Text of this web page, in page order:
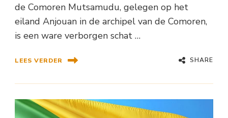
de Comoren Mutsamudu, gelegen op het
eiland Anjouan in de archipel van de Comoren,
is een ware verborgen schat …
LEES VERDER SHARE